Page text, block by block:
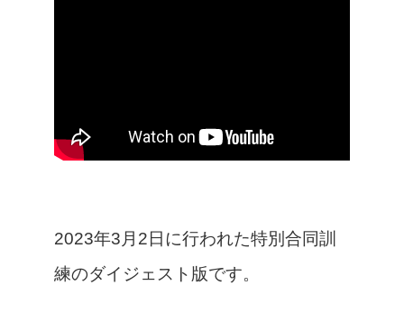
2023年3月2日に行われた特別合同訓
練のダイジェスト版です。